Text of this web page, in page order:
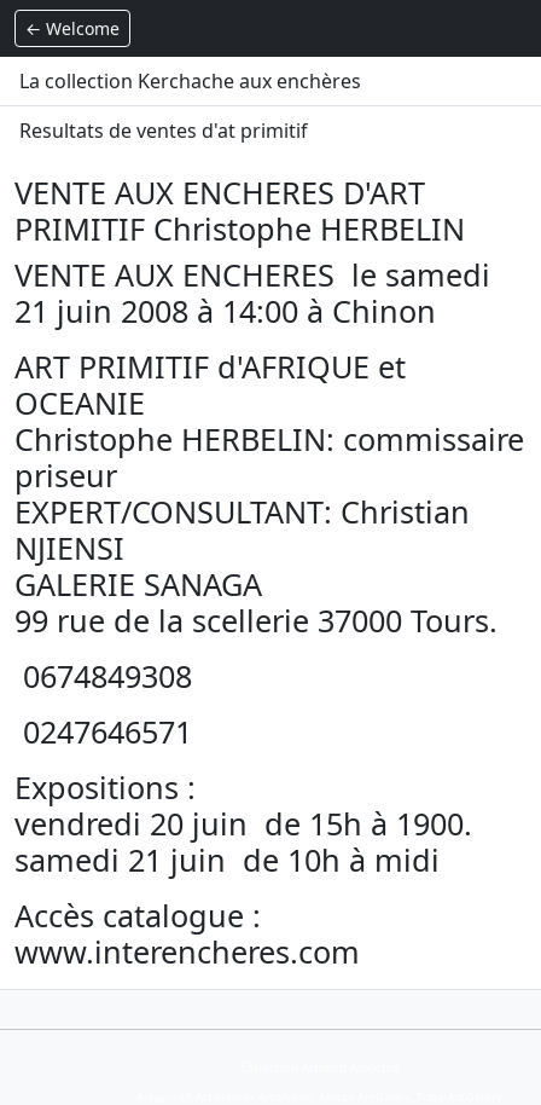
← Welcome
La collection Kerchache aux enchères
Resultats de ventes d'at primitif
VENTE AUX ENCHERES D'ART
PRIMITIF Christophe HERBELIN
VENTE AUX ENCHERES le samedi
21 juin 2008 à 14:00 à Chinon
ART PRIMITIF d'AFRIQUE et
OCEANIE
Christophe HERBELIN: commissaire
priseur
EXPERT/CONSULTANT: Christian
NJIENSI
GALERIE SANAGA
99 rue de la scellerie 37000 Tours.
0674849308
0247646571
Expositions :
vendredi 20 juin de 15h à 1900.
samedi 21 juin de 10h à midi
Accès catalogue :
www.interencheres.com